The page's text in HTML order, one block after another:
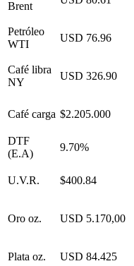
Brent
Petróleo
WTI
USD 76.96
Café libra
NY
USD 326.90
Café carga $2.205.000
DTF
(E.A)
9.70%
U.V.R. $400.84
Oro oz. USD 5.170,00
Plata oz. USD 84.425